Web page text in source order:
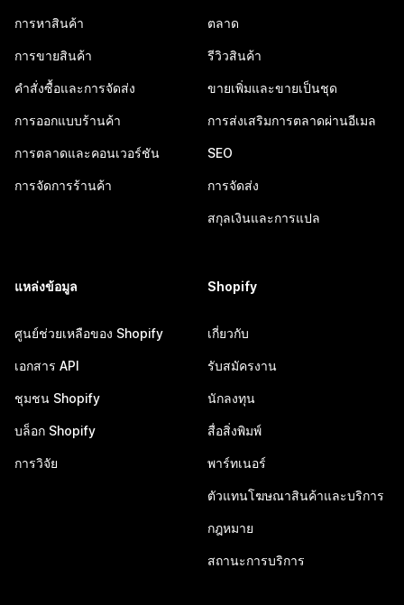
การหาสินค้า
การขายสินค้า
คำสั่งซื้อและการจัดส่ง
การออกแบบร้านค้า
การตลาดและคอนเวอร์ชัน
การจัดการร้านค้า
ตลาด
รีวิวสินค้า
ขายเพิ่มและขายเป็นชุด
การส่งเสริมการตลาดผ่านอีเมล
SEO
การจัดส่ง
สกุลเงินและการแปล
แหล่งข้อมูล
ศูนย์ช่วยเหลือของ Shopify
เอกสาร API
ชุมชน Shopify
บล็อก Shopify
การวิจัย
Shopify
เกี่ยวกับ
รับสมัครงาน
นักลงทุน
สื่อสิ่งพิมพ์
พาร์ทเนอร์
ตัวแทนโฆษณาสินค้าและบริการ
กฎหมาย
สถานะการบริการ